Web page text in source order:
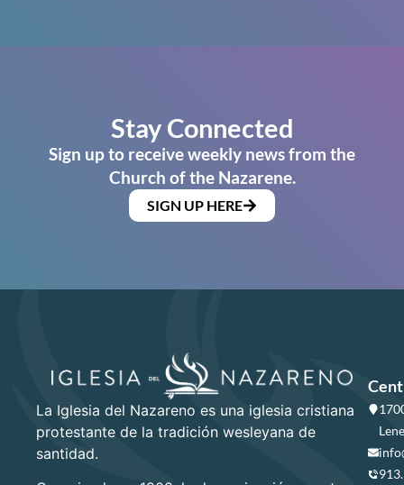
Stay Connected
Sign up to receive weekly news from the
Church of the Nazarene.
SIGN UP HERE
La Iglesia del Nazareno es una iglesia cristiana
protestante de la tradición wesleyana de
santidad.